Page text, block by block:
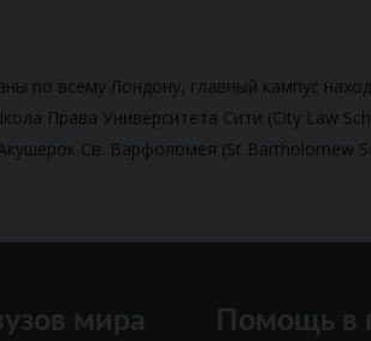
по всему Лондону, главный кампус
Права Университета Сити (City Law
Св. Варфоломея (St Bartholomew
мира Помощь в